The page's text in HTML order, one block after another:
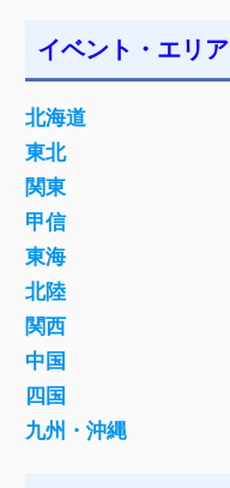
イベント・エリア
北海道
東北
関東
甲信
東海
北陸
関西
中国
四国
九州・沖縄